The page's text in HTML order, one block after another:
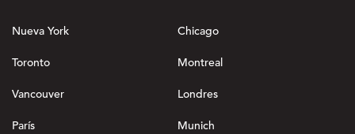
Nueva York Chicago
Toronto Montreal
Vancouver Londres
París Munich